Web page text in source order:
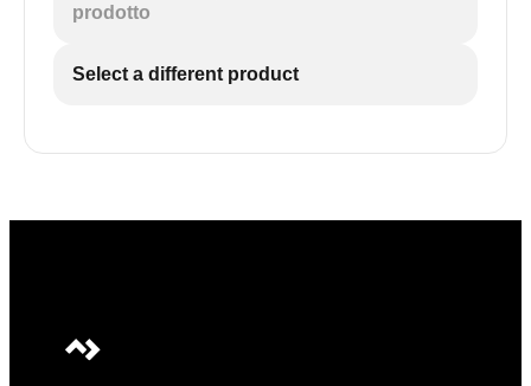
prodotto
Select a different product